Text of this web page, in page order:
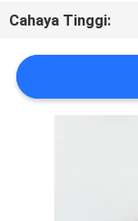
REQUEST
SUATU
Cahaya Tinggi: